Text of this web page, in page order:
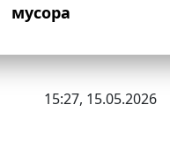
мусора
15:27, 15.05.2026